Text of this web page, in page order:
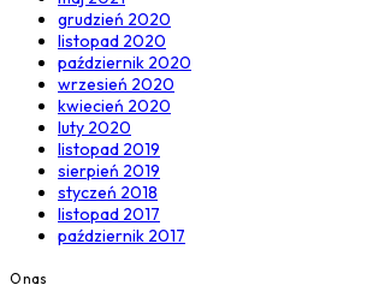
grudzień 2020
listopad 2020
październik 2020
wrzesień 2020
kwiecień 2020
luty 2020
listopad 2019
sierpień 2019
styczeń 2018
listopad 2017
październik 2017
O nas